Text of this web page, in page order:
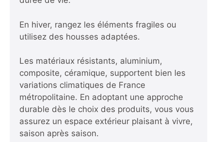
En hiver, rangez les éléments fragiles ou
utilisez des housses adaptées.
Les matériaux résistants, aluminium,
composite, céramique, supportent bien les
variations climatiques de France
métropolitaine. En adoptant une approche
durable dès le choix des produits, vous vous
assurez un espace extérieur plaisant à vivre,
saison après saison.